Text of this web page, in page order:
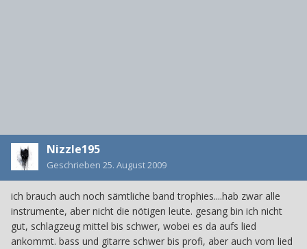
Nizzle195
Geschrieben 25. August 2009
ich brauch auch noch sämtliche band trophies....hab zwar alle
instrumente, aber nicht die nötigen leute. gesang bin ich nicht
gut, schlagzeug mittel bis schwer, wobei es da aufs lied
ankommt. bass und gitarre schwer bis profi, aber auch vom lied